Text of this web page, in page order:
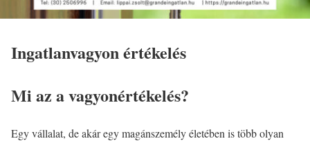
Ingatlanvagyon értékelés
Mi az a vagyonértékelés?
Egy vállalat, de akár egy magánszemély életében is több olyan